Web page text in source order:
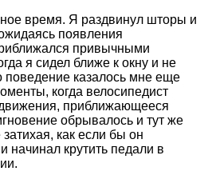
время. Я раздвинул шторы и
появления
привычными
я сидел ближе к окну и не
поведение казалось мне еще
когда велосипедист
приближающееся
обрывалось и тут же
как если бы он
начинал крутить педали в